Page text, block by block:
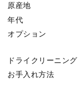
原産地
年代
オプション
ドライクリーニング
お手入れ方法